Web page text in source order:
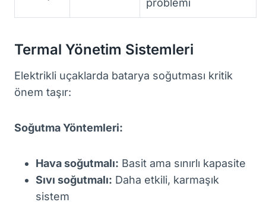
Termal Yönetim Sistemleri
Elektrikli uçaklarda batarya soğutması kritik
önem taşır:
Soğutma Yöntemleri:
Hava soğutmalı: Basit ama sınırlı kapasite
Sıvı soğutmalı: Daha etkili, karmaşık
sistem